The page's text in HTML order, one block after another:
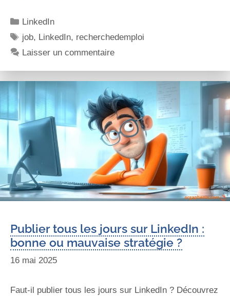
LinkedIn
job, LinkedIn, recherchedemploi
Laisser un commentaire
Publier tous les jours sur LinkedIn :
bonne ou mauvaise stratégie ?
16 mai 2025
Faut-il publier tous les jours sur LinkedIn ? Découvrez